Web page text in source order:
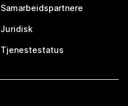
Samarbeidspartnere
Juridisk
Tjenestestatus